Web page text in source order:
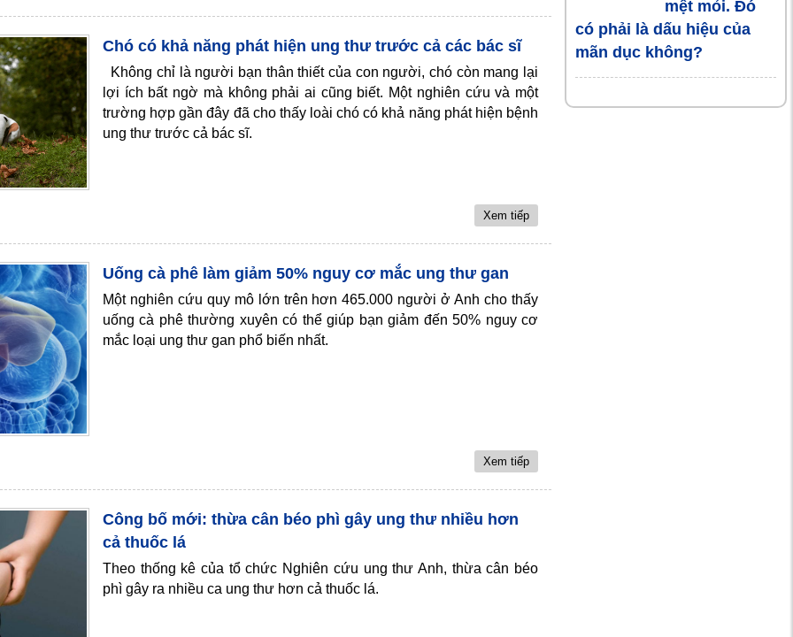
Chó có khả năng phát hiện ung thư trước cả các bác sĩ
Không chỉ là người bạn thân thiết của con người, chó còn mang lại
lợi ích bất ngờ mà không phải ai cũng biết. Một nghiên cứu và một
trường hợp gần đây đã cho thấy loài chó có khả năng phát hiện bệnh
ung thư trước cả bác sĩ.
Xem tiếp
Uống cà phê làm giảm 50% nguy cơ mắc ung thư gan
Một nghiên cứu quy mô lớn trên hơn 465.000 người ở Anh cho thấy
uống cà phê thường xuyên có thể giúp bạn giảm đến 50% nguy cơ
mắc loại ung thư gan phổ biến nhất.
Xem tiếp
Công bố mới: thừa cân béo phì gây ung thư nhiều hơn
cả thuốc lá
Theo thống kê của tổ chức Nghiên cứu ung thư Anh, thừa cân béo
phì gây ra nhiều ca ung thư hơn cả thuốc lá.
mệt mỏi. Đó
có phải là dấu hiệu của
mãn dục không?